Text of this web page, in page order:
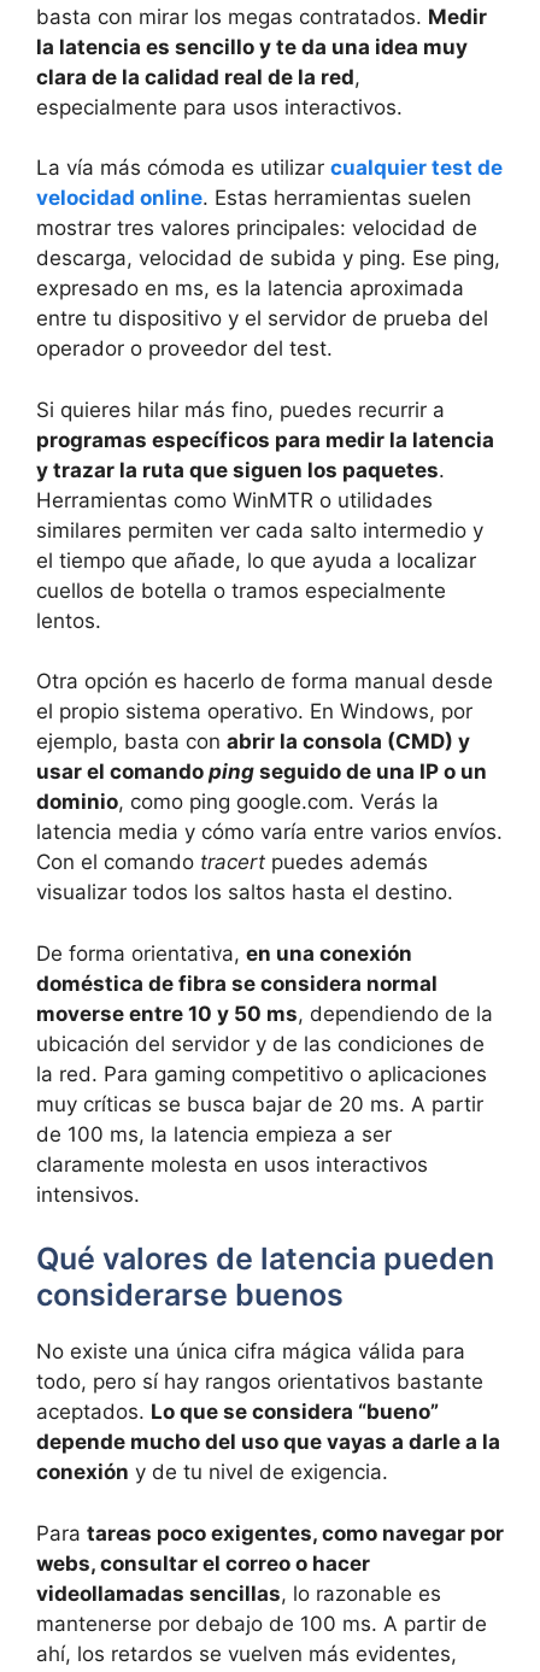
basta con mirar los megas contratados. Medir
la latencia es sencillo y te da una idea muy
clara de la calidad real de la red,
especialmente para usos interactivos.
La vía más cómoda es utilizar cualquier test de
velocidad online. Estas herramientas suelen
mostrar tres valores principales: velocidad de
descarga, velocidad de subida y ping. Ese ping,
expresado en ms, es la latencia aproximada
entre tu dispositivo y el servidor de prueba del
operador o proveedor del test.
Si quieres hilar más fino, puedes recurrir a
programas específicos para medir la latencia
y trazar la ruta que siguen los paquetes.
Herramientas como WinMTR o utilidades
similares permiten ver cada salto intermedio y
el tiempo que añade, lo que ayuda a localizar
cuellos de botella o tramos especialmente
lentos.
Otra opción es hacerlo de forma manual desde
el propio sistema operativo. En Windows, por
ejemplo, basta con abrir la consola (CMD) y
usar el comando ping seguido de una IP o un
dominio, como ping google.com. Verás la
latencia media y cómo varía entre varios envíos.
Con el comando tracert puedes además
visualizar todos los saltos hasta el destino.
De forma orientativa, en una conexión
doméstica de fibra se considera normal
moverse entre 10 y 50 ms, dependiendo de la
ubicación del servidor y de las condiciones de
la red. Para gaming competitivo o aplicaciones
muy críticas se busca bajar de 20 ms. A partir
de 100 ms, la latencia empieza a ser
claramente molesta en usos interactivos
intensivos.
Qué valores de latencia pueden
considerarse buenos
No existe una única cifra mágica válida para
todo, pero sí hay rangos orientativos bastante
aceptados. Lo que se considera “bueno”
depende mucho del uso que vayas a darle a la
conexión y de tu nivel de exigencia.
Para tareas poco exigentes, como navegar por
webs, consultar el correo o hacer
videollamadas sencillas, lo razonable es
mantenerse por debajo de 100 ms. A partir de
ahí, los retardos se vuelven más evidentes,